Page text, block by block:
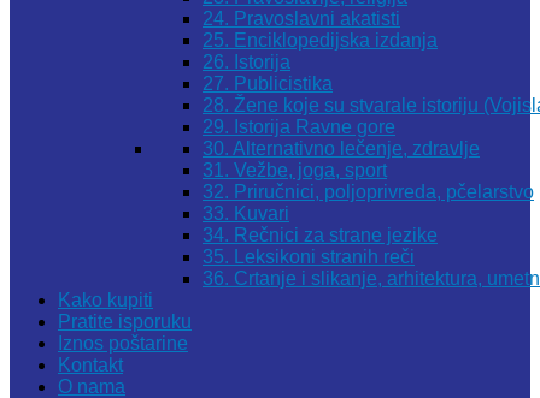
24. Pravoslavni akatisti
25. Enciklopedijska izdanja
26. Istorija
27. Publicistika
28. Žene koje su stvarale istoriju
29. Istorija Ravne gore
30. Alternativno lečenje, zdravlje
31. Vežbe, joga, sport
32. Priručnici, poljoprivreda, pčelarstvo
33. Kuvari
34. Rečnici za strane jezike
35. Leksikoni stranih reči
36. Crtanje i slikanje, arhitektura,
Kako kupiti
Pratite isporuku
Iznos poštarine
Kontakt
O nama